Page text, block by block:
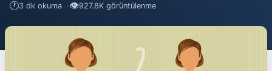
🕐3 dk okuma 👁927.8K görüntülenme